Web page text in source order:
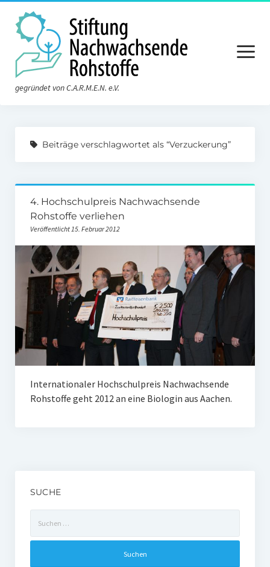
gegründet von C.A.R.M.E.N. e.V.
Menü
öffnen
Die Stiftung
Der Vorstand
Der Stiftungsrat
Satzung
Unser Netzwerk
Unterstützen Sie uns
Datenschutz
Impressum und Disclaimer
Stipendien
Erfahrungsberichte
Ehemalige Stiftungs-Mitglieder
Beiträge verschlagwortet als “Verzuckerung”
4. Hochschulpreis Nachwachsende
Rohstoffe verliehen
Veröffentlicht 15. Februar 2012
Internationaler Hochschulpreis Nachwachsende
Rohstoffe geht 2012 an eine Biologin aus Aachen.
SUCHE
nach: